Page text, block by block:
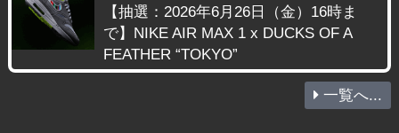
【抽選：2026年6月26日（金）16時ま
で】NIKE AIR MAX 1 x DUCKS OF A
FEATHER “TOKYO”
一覧へ...